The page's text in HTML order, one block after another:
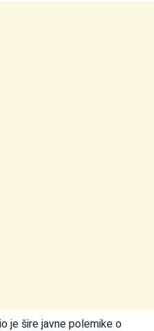
je šire javne polemike o